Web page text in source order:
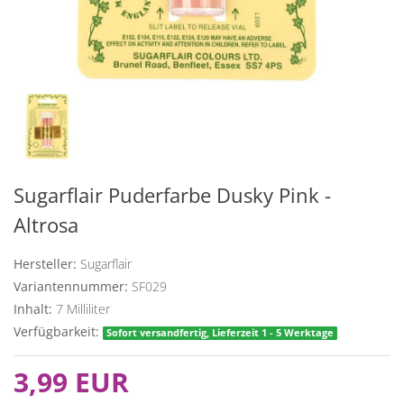
Sugarflair Puderfarbe Dusky Pink -
Altrosa
Hersteller: Sugarflair
Variantennummer: SF029
Inhalt: 7 Milliliter
Verfügbarkeit:
Sofort versandfertig, Lieferzeit 1 - 5 Werktage
3,99 EUR